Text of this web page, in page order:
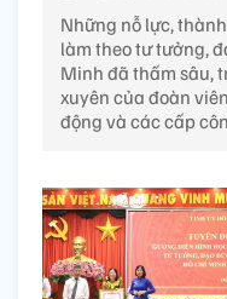
Những nỗ lực,
làm theo tư tưởng,
Minh đã thấm sâu,
xuyên của đoàn
động và các cấp